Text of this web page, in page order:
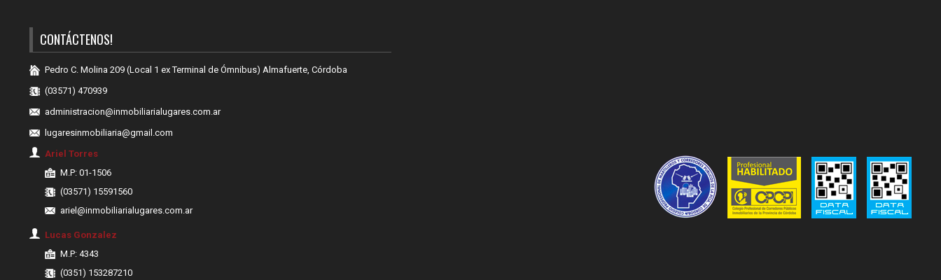
CONTÁCTENOS!
Pedro C. Molina 209 (Local 1 ex Terminal de Ómnibus) Almafuerte, Córdoba
(03571) 470939
administracion@inmobiliarialugares.com.ar
lugaresinmobiliaria@gmail.com
Ariel Torres
M.P: 01-1506
(03571) 15591560
ariel@inmobiliarialugares.com.ar
Lucas Gonzalez
M.P: 4343
(0351) 153287210